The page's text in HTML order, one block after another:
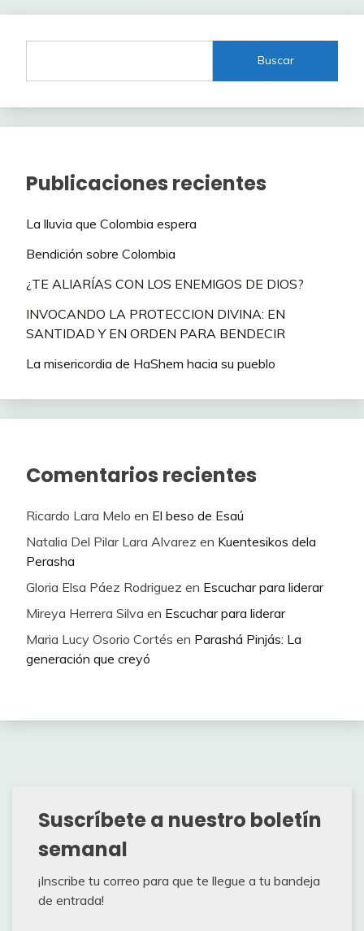
Buscar
Publicaciones recientes
La lluvia que Colombia espera
Bendición sobre Colombia
¿TE ALIARÍAS CON LOS ENEMIGOS DE DIOS?
INVOCANDO LA PROTECCION DIVINA: EN
SANTIDAD Y EN ORDEN PARA BENDECIR
La misericordia de HaShem hacia su pueblo
Comentarios recientes
Ricardo Lara Melo en El beso de Esaú
Natalia Del Pilar Lara Alvarez en Kuentesikos dela
Perasha
Gloria Elsa Páez Rodriguez en Escuchar para liderar
Mireya Herrera Silva en Escuchar para liderar
Maria Lucy Osorio Cortés en Parashá Pinjás: La
generación que creyó
Suscríbete a nuestro boletín
semanal
¡Inscribe tu correo para que te llegue a tu bandeja
de entrada!